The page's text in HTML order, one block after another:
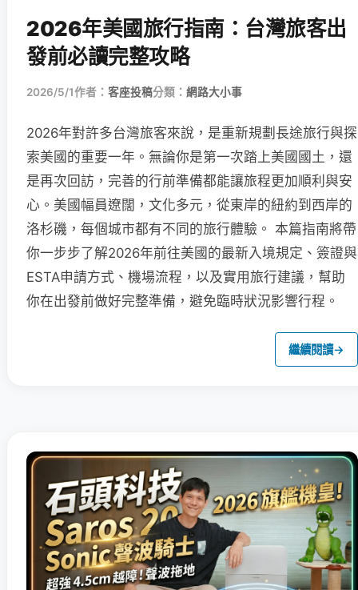
2026年美國旅行指南：台灣旅客出
發前必讀完整攻略
2026/5/1作者： 客座投稿分類： 網路大小事
2026年對許多台灣旅客來說，是重新規劃長途旅行與探
索美國的重要一年。無論你是第一次踏上美國國土，還
是再次回訪，完善的行前準備都能讓旅程更加順利與安
心。美國幅員遼闊，文化多元，從東岸的紐約到西岸的
洛杉磯，每個城市都有不同的旅行體驗。 本篇指南將帶
你一步步了解2026年前往美國的最新入境規定、簽證與
ESTA申請方式、機場流程，以及實用旅行建議，幫助
你在出發前做好完整準備，避免臨時狀況影響行程。
繼續閱讀→